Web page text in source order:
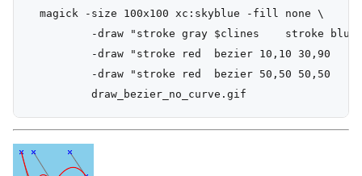
  magick -size 100x100 xc:skyblue -fill none \
-draw "stroke gray $clines    stroke blue
-draw "stroke red  bezier 10,10 30,90
-draw "stroke red  bezier 50,50 50,50